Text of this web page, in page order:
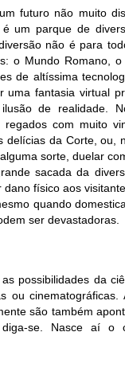
futuro não muito
é um parque de
não é para
o Mundo Romano,
de altíssima
uma fantasia virtual
de realidade.
regados com muito
delícias da Corte, ou,
sorte, duelar
sacada da
dano físico aos
quando
ser devastadoras.
possibilidades da
ou
são também
diga-se. Nasce aí